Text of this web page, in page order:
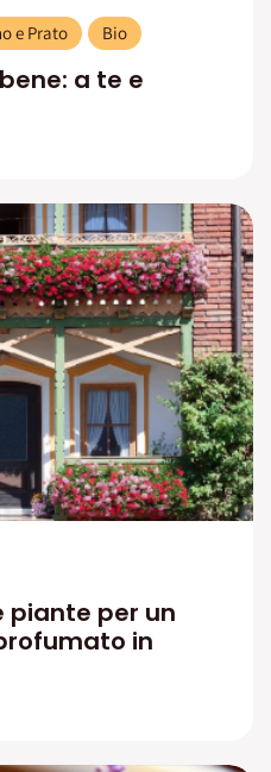
e Prato Bio
a te e
piante per un
in